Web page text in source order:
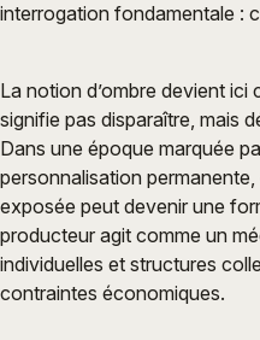
interrogation fondamentale :
La notion d’ombre devient ici
signifie pas disparaître, mais
Dans une époque marquée
personnalisation
exposée peut devenir une
producteur agit comme un
individuelles et structures
contraintes économiques.